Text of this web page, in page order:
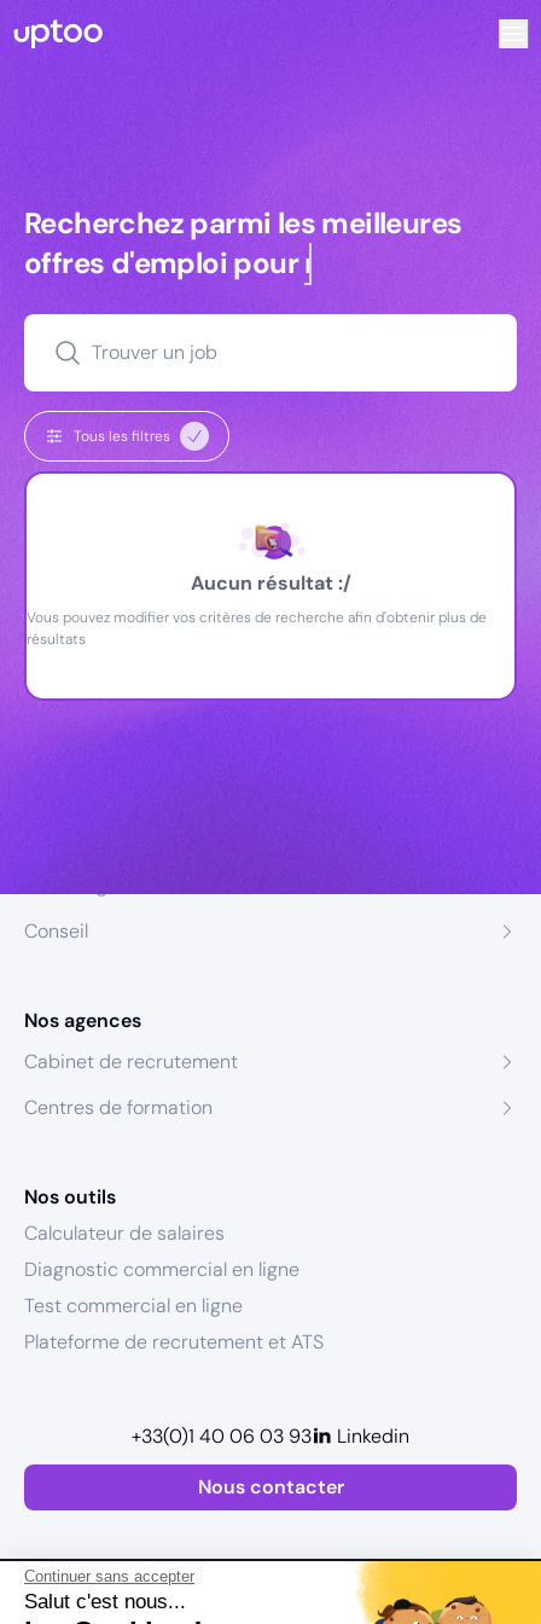
Continuer sans accepter
Salut c'est nous...
Recherchez parmi les meilleures
Recherchez parmi les meilleures
offres d'emploi pourcommerciaux
Trouver un job
Tous les filtres
Aucun résultat :/
Vous pouvez modifier vos critères de recherche afin d'obtenir plus de
résultats
Conseil
Nos agences
Cabinet de recrutement
Centres de formation
Nos outils
Calculateur de salaires
Diagnostic commercial en ligne
Test commercial en ligne
Plateforme de recrutement et ATS
Nous contacter
+33(0)1 40 06 03 93 Linkedin